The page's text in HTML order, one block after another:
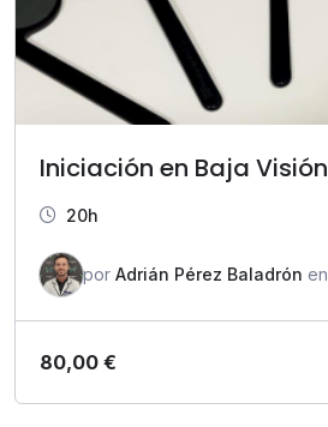
Iniciación en Baja Visión
20h
por Adrián Pérez Baladrón en
80,00 €